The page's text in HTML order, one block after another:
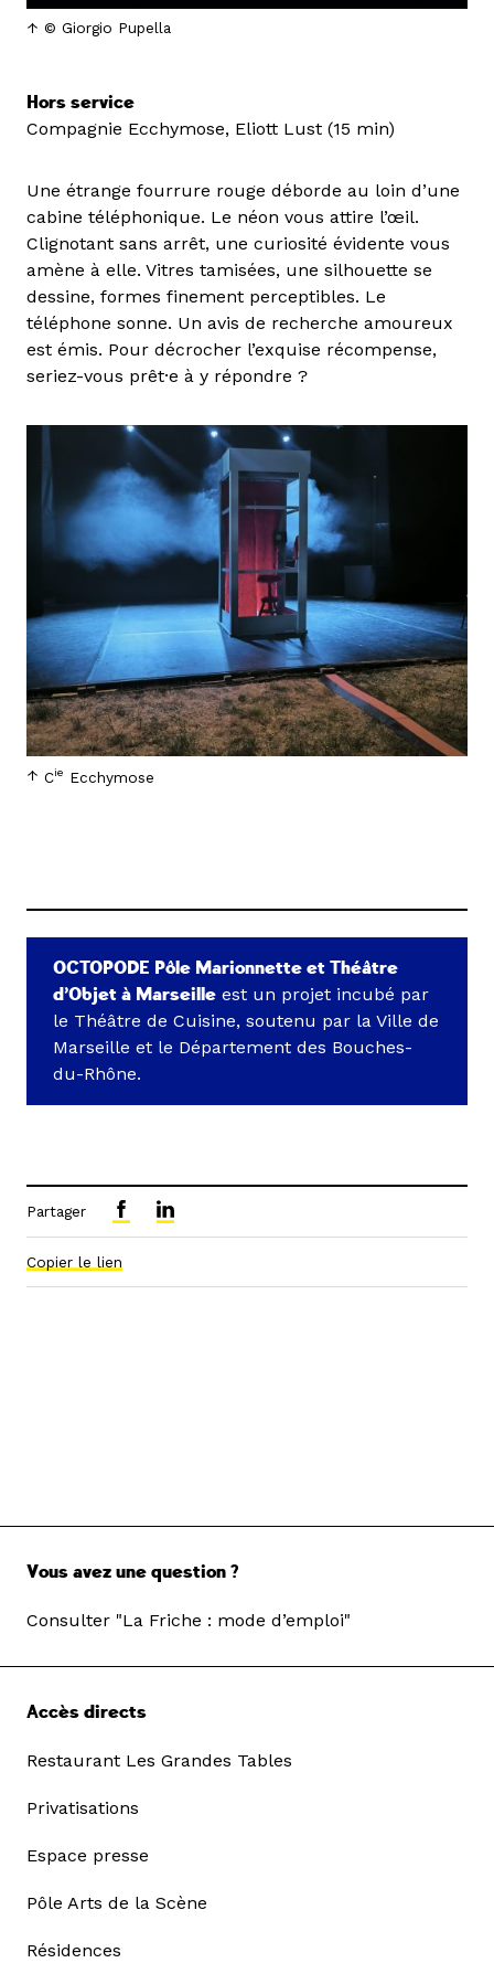
© Giorgio Pupella
Hors service
Compagnie Ecchymose, Eliott Lust (15 min)
Une étrange fourrure rouge déborde au loin d’une
cabine téléphonique. Le néon vous attire l’œil.
Clignotant sans arrêt, une curiosité évidente vous
amène à elle. Vitres tamisées, une silhouette se
dessine, formes finement perceptibles. Le
téléphone sonne. Un avis de recherche amoureux
est émis. Pour décrocher l’exquise récompense,
seriez-vous prêt·e à y répondre ?
Cie Ecchymose
OCTOPODE Pôle Marionnette et Théâtre
d’Objet à Marseille est un projet incubé par
le Théâtre de Cuisine, soutenu par la Ville de
Marseille et le Département des Bouches-
du-Rhône.
Partager
Copier le lien
Vous avez une question ?
Consulter "La Friche : mode d’emploi"
Accès directs
Restaurant Les Grandes Tables
Privatisations
Espace presse
Pôle Arts de la Scène
Résidences